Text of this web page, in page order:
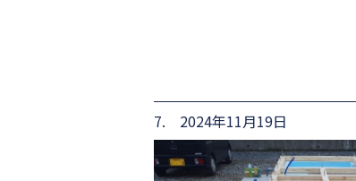
7. 2024年11月19日